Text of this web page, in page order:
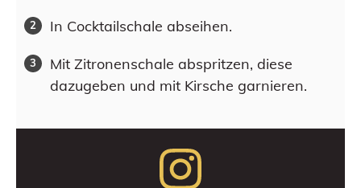
In Cocktailschale abseihen.
Mit Zitronenschale abspritzen, diese
dazugeben und mit Kirsche garnieren.